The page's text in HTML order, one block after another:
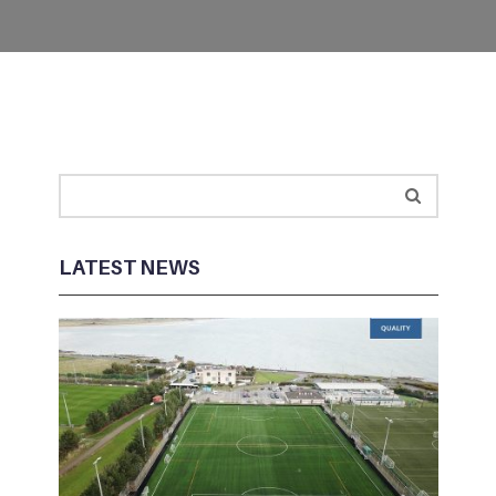
LATEST NEWS